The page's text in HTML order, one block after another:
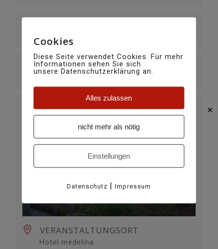
✕
20:30
MEHR INFO
VERANSTALTUNGSORT
Hotel medelina
Cookies
Diese Seite verwendet Cookies. Für mehr
Informationen sehen Sie sich
unsere Datenschutzerklärung an.
Alles zulassen
nicht mehr als nötig
Einstellungen
Datenschutz |Impressum